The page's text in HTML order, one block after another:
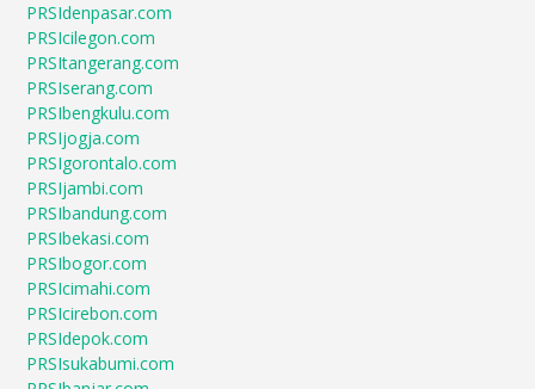
PRSIdenpasar.com
PRSIcilegon.com
PRSItangerang.com
PRSIserang.com
PRSIbengkulu.com
PRSIjogja.com
PRSIgorontalo.com
PRSIjambi.com
PRSIbandung.com
PRSIbekasi.com
PRSIbogor.com
PRSIcimahi.com
PRSIcirebon.com
PRSIdepok.com
PRSIsukabumi.com